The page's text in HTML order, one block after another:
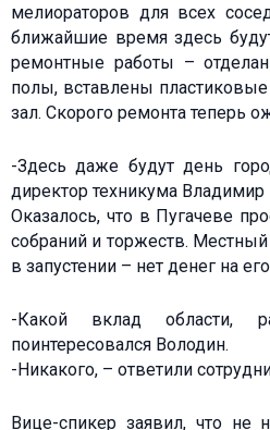
мелиораторов для всех
ближайшие время здесь
ремонтные работы –
полы, вставлены
зал. Скорого ремонта теперь
-Здесь даже будут день
директор техникума
Оказалось, что в Пугачеве
собраний и торжеств.
в запустении – нет денег на
-Какой вклад области,
поинтересовался Володин.
-Никакого, – ответили
Вице-спикер заявил, что не